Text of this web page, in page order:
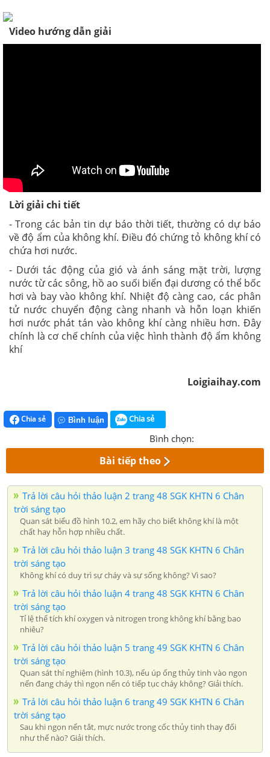
Video hướng dẫn giải
Lời giải chi tiết
- Trong các bản tin dự báo thời tiết, thường có dự báo
về độ ẩm của không khí. Điều đó chứng tỏ không khí có
chứa hơi nước.
- Dưới tác động của gió và ánh sáng mặt trời, lượng
nước từ các sông, hồ ao suối biển đại dương có thể bốc
hơi và bay vào không khí. Nhiệt độ càng cao, các phân
tử nước chuyển động càng nhanh và hỗn loạn khiến
hơi nước phát tán vào không khí càng nhiều hơn. Đây
chính là cơ chế chính của việc hình thành độ ẩm không
khí
Loigiaihay.com
Chia sẻ Bình luận Chia sẻ
Bình chọn:
Bài tiếp theo
Trả lời câu hỏi thảo luận 2 trang 48 SGK KHTN 6 Chân
trời sáng tạo
Quan sát biểu đồ hình 10.2, em hãy cho biết không khí là một
chất hay hỗn hợp nhiều chất.
Trả lời câu hỏi thảo luận 3 trang 48 SGK KHTN 6 Chân
trời sáng tạo
Không khí có duy trì sự cháy và sự sống không? Vì sao?
Trả lời câu hỏi thảo luận 4 trang 48 SGK KHTN 6 Chân
trời sáng tạo
Tỉ lệ thể tích khí oxygen và nitrogen trong không khí bằng bao
nhiêu?
Trả lời câu hỏi thảo luận 5 trang 49 SGK KHTN 6 Chân
trời sáng tạo
Quan sát thí nghiệm (hình 10.3), nếu úp ống thủy tinh vào ngọn
nến đang cháy thì ngọn nến có tiếp tục cháy không? Giải thích.
Trả lời câu hỏi thảo luận 6 trang 49 SGK KHTN 6 Chân
trời sáng tạo
Sau khi ngọn nến tắt, mực nước trong cốc thủy tinh thay đổi
như thế nào? Giải thích.